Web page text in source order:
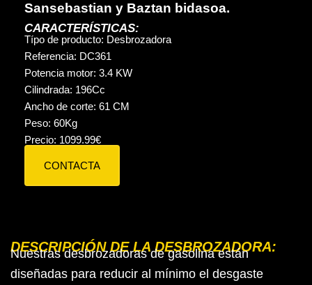
Sansebastian y Baztan bidasoa.
CARACTERÍSTICAS:
Típo de producto: Desbrozadora
Referencia: DC361
Potencia motor: 3.4 KW
Cilindrada: 196Cc
Ancho de corte: 61 CM
Peso: 60Kg
Precio: 1099.99€
CONTACTA
DESCRIPCIÓN DE LA DESBROZADORA:
Nuestras desbrozadoras de gasolina están
diseñadas para reducir al mínimo el desgaste